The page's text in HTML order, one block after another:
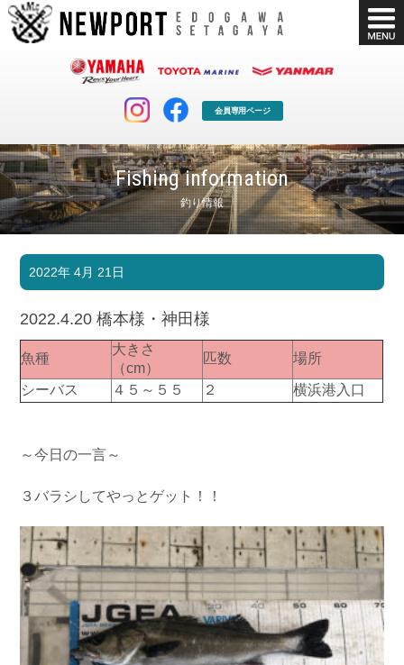
会員専用ページ
Fishing information
釣り情報
マリンクラブ
マリンライフを堪能したい！
ボート販売
ボート免許
長年の実績と信頼！
店舗情報 公式ブログ
Blog
Recruit
2022年 4月 21日
2022.4.20 橋本様・神田様
魚種
大きさ
（cm）
匹数 場所
シーバス ４５～５５ ２ 横浜港入口
～今日の一言～
３バラシしてやっとゲット！！